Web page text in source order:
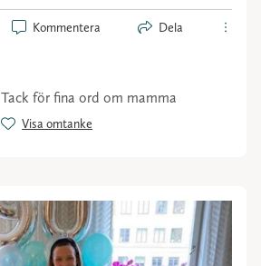
Kommentera Dela
Tack för fina ord om mamma
Visa omtanke